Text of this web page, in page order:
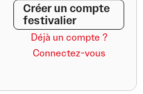
Créer un compte
festivalier
Déjà un compte ?
Connectez-vous